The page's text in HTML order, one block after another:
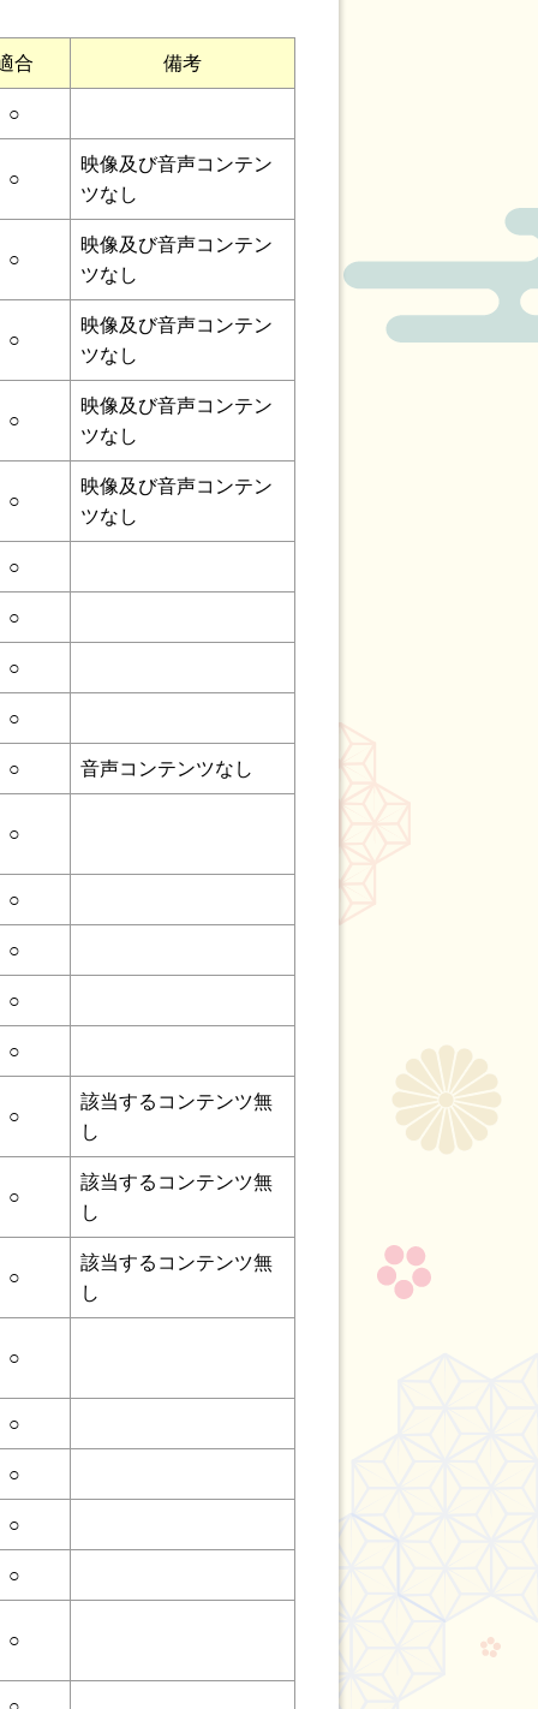
合 備考
○
○
映像及び音声コンテン
ツなし
○
映像及び音声コンテン
ツなし
○
映像及び音声コンテン
ツなし
○
映像及び音声コンテン
ツなし
○
映像及び音声コンテン
ツなし
○
○
○
○
○ 音声コンテンツなし
○
○
○
○
○
○
該当するコンテンツ無
し
○
該当するコンテンツ無
し
○
該当するコンテンツ無
し
○
○
○
○
○
○